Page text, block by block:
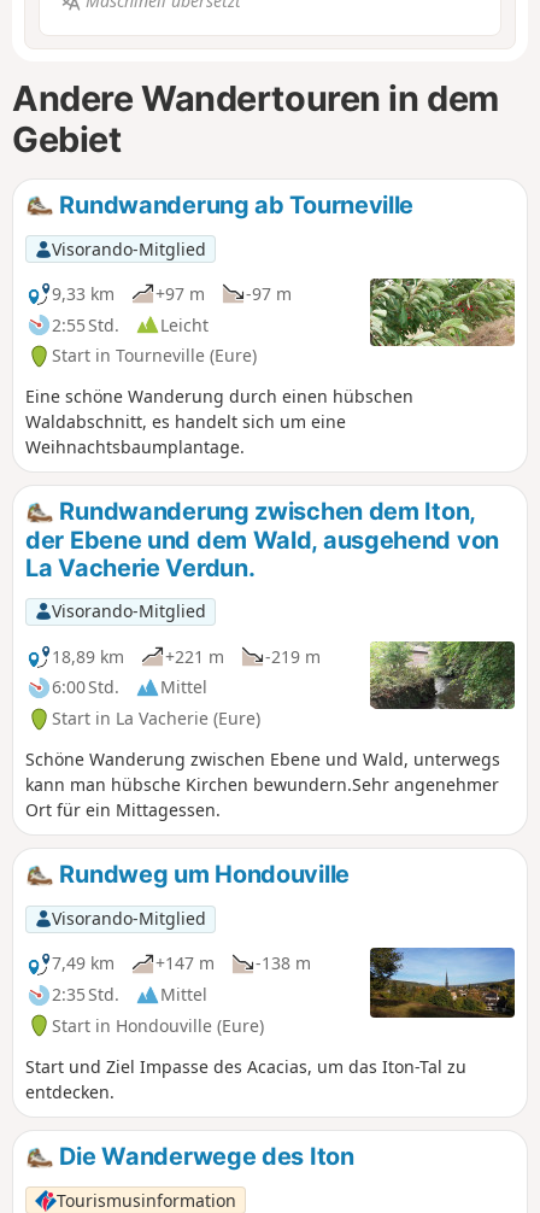
Andere Wandertouren in dem
Gebiet
Rundwanderung ab Tourneville
Visorando-Mitglied
9,33 km
+97 m
-97 m
2:55 Std.
Leicht
Start in Tourneville (Eure)
Eine schöne Wanderung durch einen hübschen
Waldabschnitt, es handelt sich um eine
Weihnachtsbaumplantage.
Rundwanderung zwischen dem Iton,
der Ebene und dem Wald, ausgehend von
La Vacherie Verdun.
Visorando-Mitglied
18,89 km
+221 m
-219 m
6:00 Std.
Mittel
Start in La Vacherie (Eure)
Schöne Wanderung zwischen Ebene und Wald, unterwegs
kann man hübsche Kirchen bewundern.Sehr angenehmer
Ort für ein Mittagessen.
Rundweg um Hondouville
Visorando-Mitglied
7,49 km
+147 m
-138 m
2:35 Std.
Mittel
Start in Hondouville (Eure)
Start und Ziel Impasse des Acacias, um das Iton-Tal zu
entdecken.
Die Wanderwege des Iton
Tourismusinformation